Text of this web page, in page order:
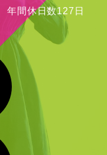
年間休日数127日